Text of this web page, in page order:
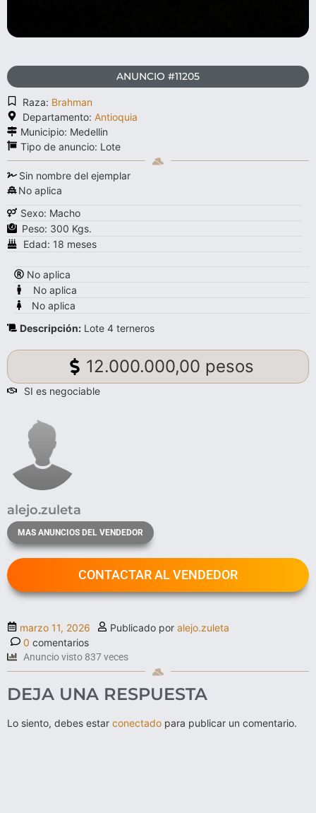
ANUNCIO #11205
Raza: Brahman
Departamento: Antioquia
Municipio: Medellin
Tipo de anuncio: Lote
Sin nombre del ejemplar
No aplica
Sexo: Macho
Peso: 300 Kgs.
Edad: 18 meses
No aplica
No aplica
No aplica
Descripción: Lote 4 terneros
12.000.000,00 pesos
SI es negociable
alejo.zuleta
MAS ANUNCIOS DEL VENDEDOR
CONTACTAR AL VENDEDOR
marzo 11, 2026 Publicado por alejo.zuleta
0 comentarios
Anuncio visto 837 veces
DEJA UNA RESPUESTA
Lo siento, debes estar conectado para publicar un comentario.